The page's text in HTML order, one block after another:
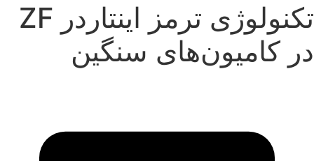
تکنولوژی ترمز اینتاردر ZF
در کامیون‌های سنگین